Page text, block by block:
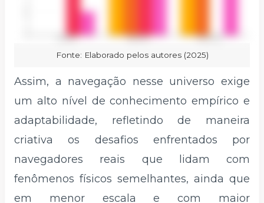
Fonte: Elaborado pelos autores (2025)
Assim, a navegação nesse universo exige
um alto nível de conhecimento empírico e
adaptabilidade, refletindo de maneira
criativa os desafios enfrentados por
navegadores reais que lidam com
fenômenos físicos semelhantes, ainda que
em menor escala e com maior